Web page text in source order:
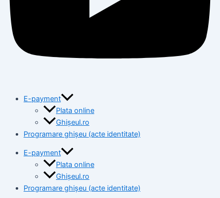
E-payment
Plata online
Ghișeul.ro
Programare ghișeu (acte identitate)
E-payment
Plata online
Ghișeul.ro
Programare ghișeu (acte identitate)